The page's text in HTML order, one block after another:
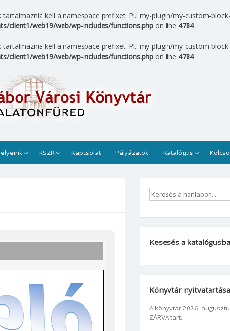
tartalmaznia kell a namespace prefixet. Pl.: my-plugin/my-custom-
client1/web19/web/wp-includes/functions.php on line 4784
tartalmaznia kell a namespace prefixet. Pl.: my-plugin/my-custom-
client1/web19/web/wp-includes/functions.php on line 4784
KSZR Kapcsolat Pályázatok Katalógus
Kesesés a
Könyvtár nyitvatartása
A könyvtár 2026.
ZÁRVA tart.